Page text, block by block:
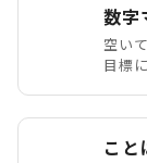
数字
空い
目標
こと